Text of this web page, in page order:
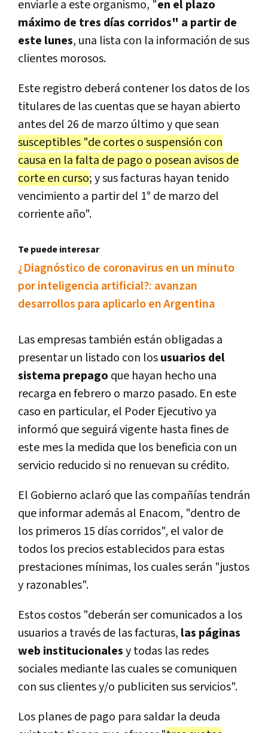
enviarle a este organismo, "en el plazo
máximo de tres días corridos" a partir de
este lunes, una lista con la información de sus
clientes morosos.
Este registro deberá contener los datos de los
titulares de las cuentas que se hayan abierto
antes del 26 de marzo último y que sean
susceptibles "de cortes o suspensión con
causa en la falta de pago o posean avisos de
corte en curso; y sus facturas hayan tenido
vencimiento a partir del 1° de marzo del
corriente año".
Te puede interesar
¿Diagnóstico de coronavirus en un minuto
por inteligencia artificial?: avanzan
desarrollos para aplicarlo en Argentina
Las empresas también están obligadas a
presentar un listado con losusuarios del
sistema prepago que hayan hecho una
recarga en febrero o marzo pasado. En este
caso en particular, el Poder Ejecutivo ya
informó que seguirá vigente hasta fines de
este mes la medida que los beneficia con un
servicio reducido si no renuevan su crédito.
El Gobierno aclaró que las compañías tendrán
que informar además al Enacom, "dentro de
los primeros 15 días corridos", el valor de
todos los precios establecidos para estas
prestaciones mínimas, los cuales serán "justos
y razonables".
Estos costos "deberán ser comunicados a los
usuarios a través de las facturas, las páginas
web institucionalesy todas las redes
sociales mediante las cuales se comuniquen
con sus clientes y/o publiciten sus servicios".
Los planes de pago para saldar la deuda